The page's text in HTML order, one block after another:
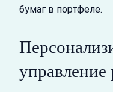
бумаг в портфеле.
управление